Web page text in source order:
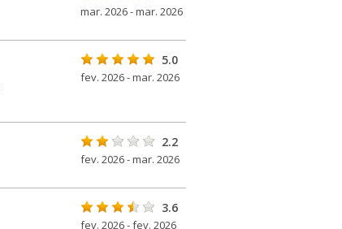
mar. 2026 - mar. 2026
5.0
fev. 2026 - mar. 2026
2.2
fev. 2026 - mar. 2026
3.6
fev. 2026 - fev. 2026